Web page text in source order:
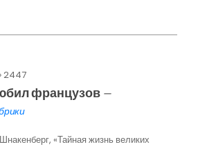
2447
французов —
«Тайная жизнь великих